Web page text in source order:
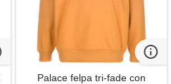
Palace felpa tri-fade con